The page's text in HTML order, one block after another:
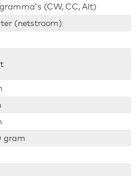
(CW, CC, Alt)
(netstroom)
gram